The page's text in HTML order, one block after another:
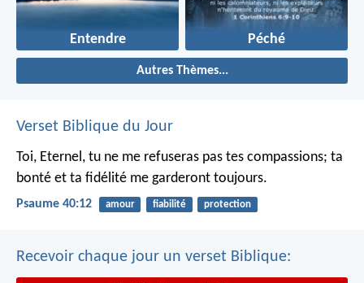
Entendre Péché
Autres Thèmes...
Verset Biblique du Jour
Toi, Eternel, tu ne me refuseras pas tes compassions; ta
bonté et ta fidélité me garderont toujours.
Psaume 40:12 amour fiabilité protection
Recevoir chaque jour un verset Biblique: